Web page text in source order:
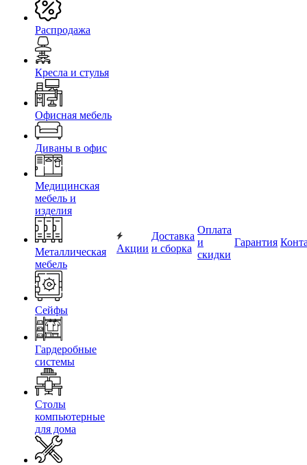
Распродажа
Кресла и стулья
Офисная мебель
Диваны в офис
Медицинская
мебель и
изделия
Металлическая
мебель
Сейфы
Гардеробные
системы
Столы
компьютерные
для дома
Акции
Доставка
и сборка
Оплата
и
скидки
Гарантия